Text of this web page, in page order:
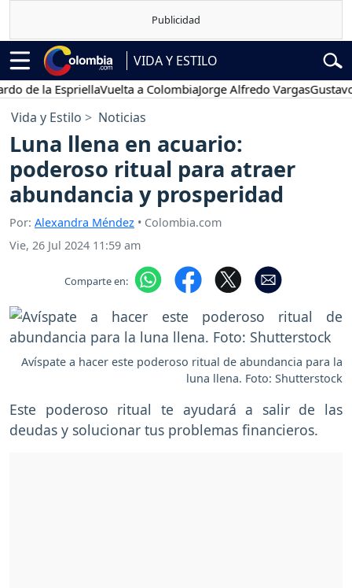
VIDA Y ESTILO
la EspriellaVuelta a ColombiaJorge Alfredo VargasGustavo Petro
Vida y Estilo Noticias
Luna llena en acuario:
poderoso ritual para atraer
abundancia y prosperidad
Por: Alexandra Méndez • Colombia.com
Vie, 26 Jul 2024 11:59 am
Comparte en:
Avíspate a hacer este poderoso ritual de abundancia para la
luna llena. Foto: Shutterstock
Este poderoso ritual te ayudará a salir de las
deudas y solucionar tus problemas financieros.